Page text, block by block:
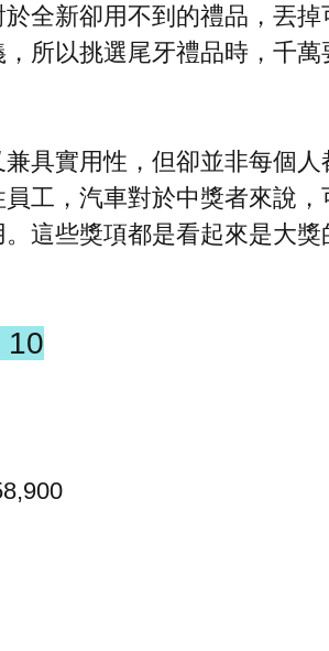
全新卻用不到的禮品，丟掉
所以挑選尾牙禮品時，千萬
具實用性，但卻並非每個人
工，汽車對於中獎者來說，
這些獎項都是看起來是大獎
10